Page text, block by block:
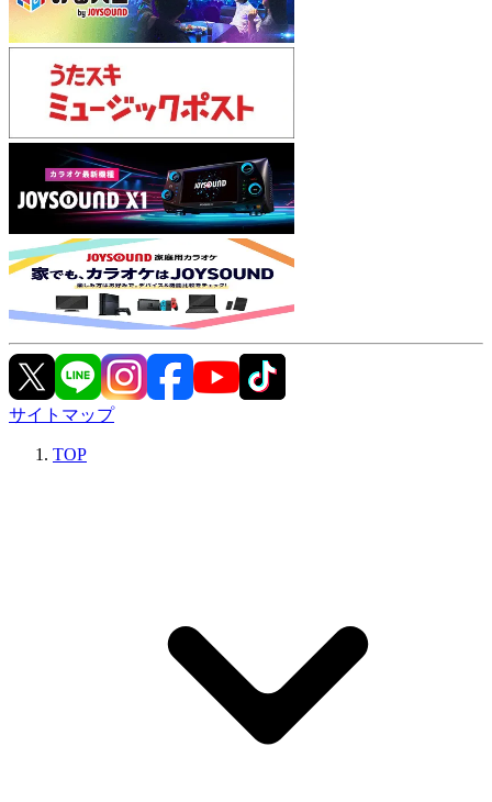
サイトマップ
TOP